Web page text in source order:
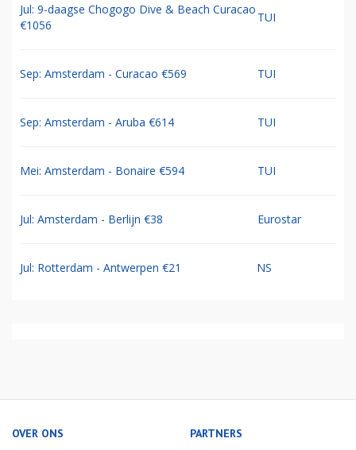
Jul: 9-daagse Chogogo Dive & Beach Curacao
€1056
TUI
Sep: Amsterdam - Curacao €569 TUI
Sep: Amsterdam - Aruba €614 TUI
Mei: Amsterdam - Bonaire €594 TUI
Jul: Amsterdam - Berlijn €38 Eurostar
Jul: Rotterdam - Antwerpen €21 NS
OVER ONS PARTNERS